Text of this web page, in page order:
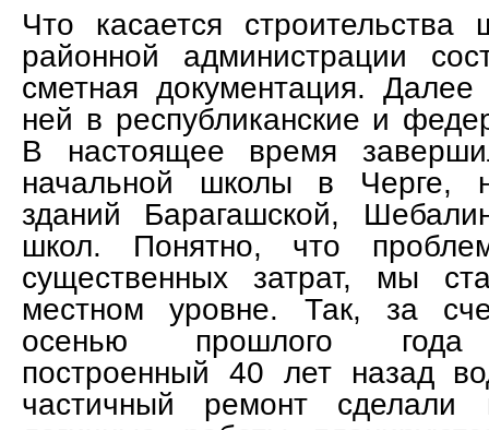
Что касается
районной администрации
сметная документация.
ней в республиканские и
В настоящее время
начальной школы в Черге,
зданий Барагашской,
школ. Понятно, что
существенных затрат, мы
местном уровне. Так, за
осенью прошлого года
построенный 40 лет назад
частичный ремонт